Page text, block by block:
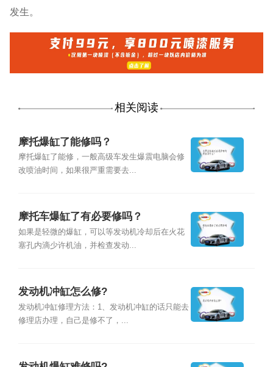
发生。
相关阅读
摩托爆缸了能修吗？
摩托爆缸了能修，一般高级车发生爆震电脑会修
改喷油时间，如果很严重需要去...
摩托车爆缸了有必要修吗？
如果是轻微的爆缸，可以等发动机冷却后在火花
塞孔内滴少许机油，并检查发动...
发动机冲缸怎么修?
发动机冲缸修理方法：1、发动机冲缸的话只能去
修理店办理，自己是修不了，...